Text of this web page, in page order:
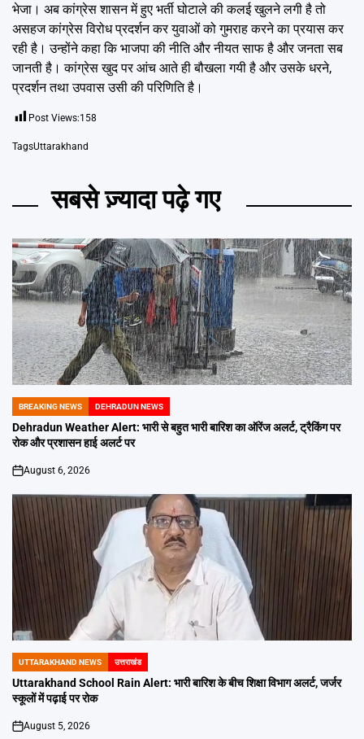
भेजा। अब कांग्रेस शासन में हुए भर्ती घोटाले की कलई खुलने लगी है तो
असहज कांग्रेस विरोध प्रदर्शन कर युवाओं को गुमराह करने का प्रयास कर
रही है। उन्होंने कहा कि भाजपा की नीति और नीयत साफ है और जनता सब
जानती है। कांग्रेस खुद पर आंच आते ही बौखला गयी है और उसके धरने,
प्रदर्शन तथा उपवास उसी की परिणिति है।
Post Views:158
TagsUttarakhand
सबसे ज़्यादा पढ़े गए
POSTED
IN
BREAKING NEWS DEHRADUN NEWS
Dehradun Weather Alert: भारी से बहुत भारी बारिश का ऑरेंज अलर्ट, ट्रैकिंग पर
रोक और प्रशासन हाई अलर्ट पर
on
August 6, 2026
POSTED
IN
UTTARAKHAND NEWS उत्तराखंड
Uttarakhand School Rain Alert: भारी बारिश के बीच शिक्षा विभाग अलर्ट, जर्जर
स्कूलों में पढ़ाई पर रोक
on
August 5, 2026